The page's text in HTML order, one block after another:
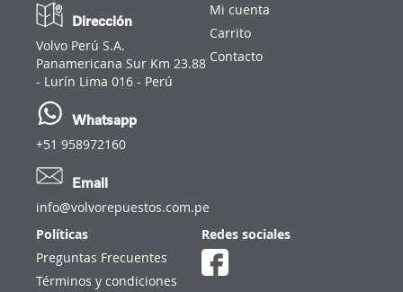
Dirección
Volvo Perú S.A.
Panamericana Sur Km 23.88
- Lurín Lima 016 - Perú
Whatsapp
+51 958972160
Email
info@volvorepuestos.com.pe
Mi cuenta
Carrito
Contacto
Políticas
Preguntas Frecuentes
Términos y condiciones
Redes sociales